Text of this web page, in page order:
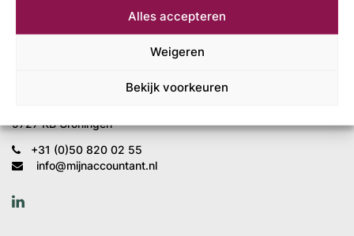
Alles accepteren
Weigeren
Bekijk voorkeuren
Wat is uw
9727 KB Groningen
+31 (0)50 820 02 55
info@mijnaccountant.nl